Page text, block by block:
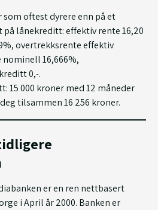
oftest dyrere enn på et
lånekreditt: effektiv rente 16,20
overtrekksrente effektiv
16,666%,
0,-.
15 000 kroner med 12 måneder
tilsammen 16 256 kroner.
er en ren nettbasert
i April år 2000. Banken er